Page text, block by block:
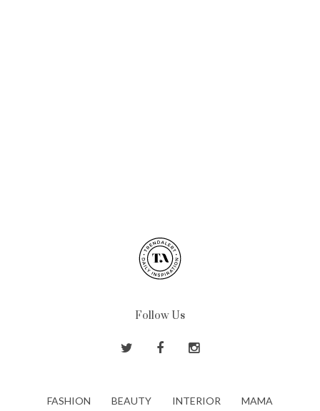
Follow Us
FASHION BEAUTY INTERIOR MAMA